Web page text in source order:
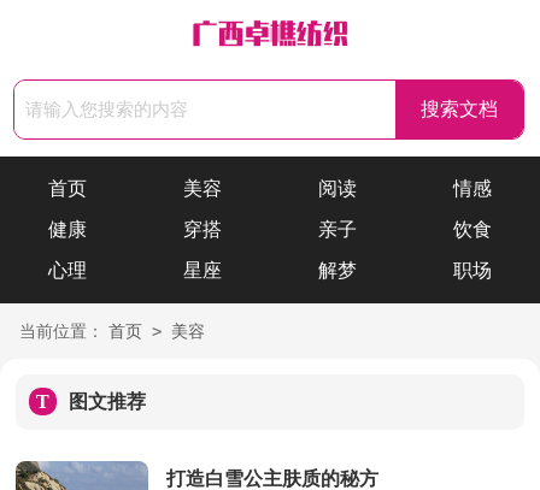
首页 美容 阅读
情感
健康
穿搭 亲子
饮食
心理
星座 解梦 职场
当前位置： 首页 > 美容
T 图文推荐
打造白雪公主肤质的秘方